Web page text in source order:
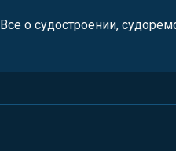
Все о судостроении,